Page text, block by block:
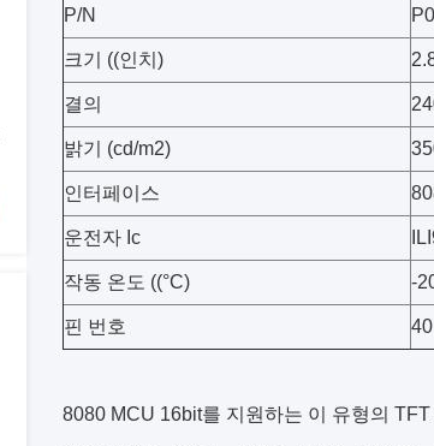
P/N
크기 ((인치)
결의
밝기 (cd/m2)
인터페이스
운전자 Ic
작동 온도 ((°C) -
핀 번호 40
8080 MCU 16bit를 지원하는 이 유형의